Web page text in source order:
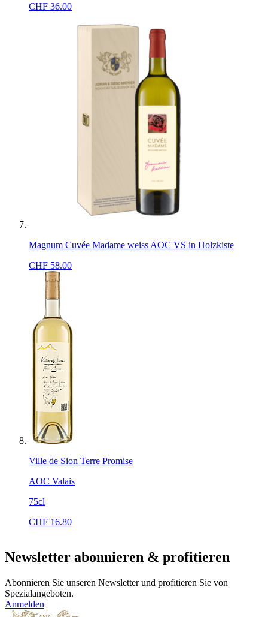
CHF 36.00
Magnum Cuvée Madame weiss AOC VS in Holzkiste
CHF 58.00
Ville de Sion Terre Promise
AOC Valais
75cl
CHF 16.80
Newsletter abonnieren & profitieren
Abonnieren Sie unseren Newsletter und profitieren Sie von
Spezialangeboten.
Anmelden